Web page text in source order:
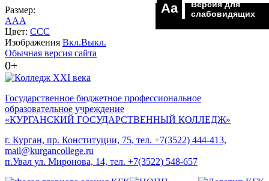
Размер:
AAA
Цвет: CCC
Изображения Вкл.Выкл.
Обычная версия сайта
0+
Aa
Версия для
слабовидящих
Государственное бюджетное профессиональное
образовательное учреждение
«КУРГАНСКИЙ ГОСУДАРСТВЕННЫЙ КОЛЛЕДЖ»
г. Курган, пр. Конституции, 75, тел. +7(3522) 444-413,
mail@kurgancollege.ru
п.Увал ул. Миронова, 14, тел. +7(3522) 548-657